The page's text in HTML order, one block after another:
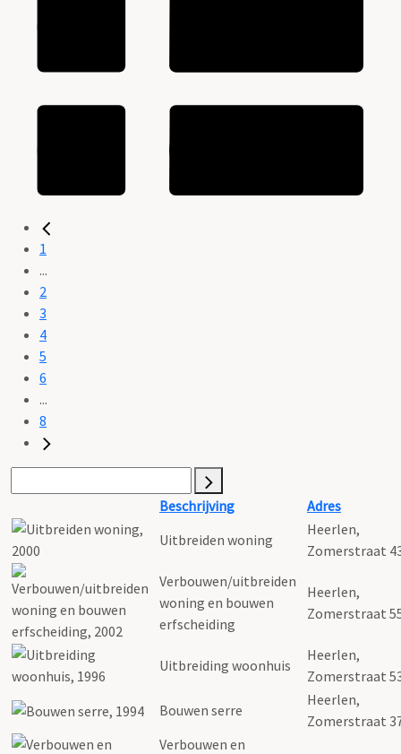
1
...
2
3
4
5
6
...
8
Beschrijving
Adres
Uitbreiden woning
Heerlen,
Zomerstraat
Verbouwen/uitbreiden
woning en bouwen
erfscheiding
Heerlen,
Zomerstraat
Uitbreiding woonhuis
Heerlen,
Zomerstraat
Bouwen serre
Heerlen,
Zomerstraat
Verbouwen en